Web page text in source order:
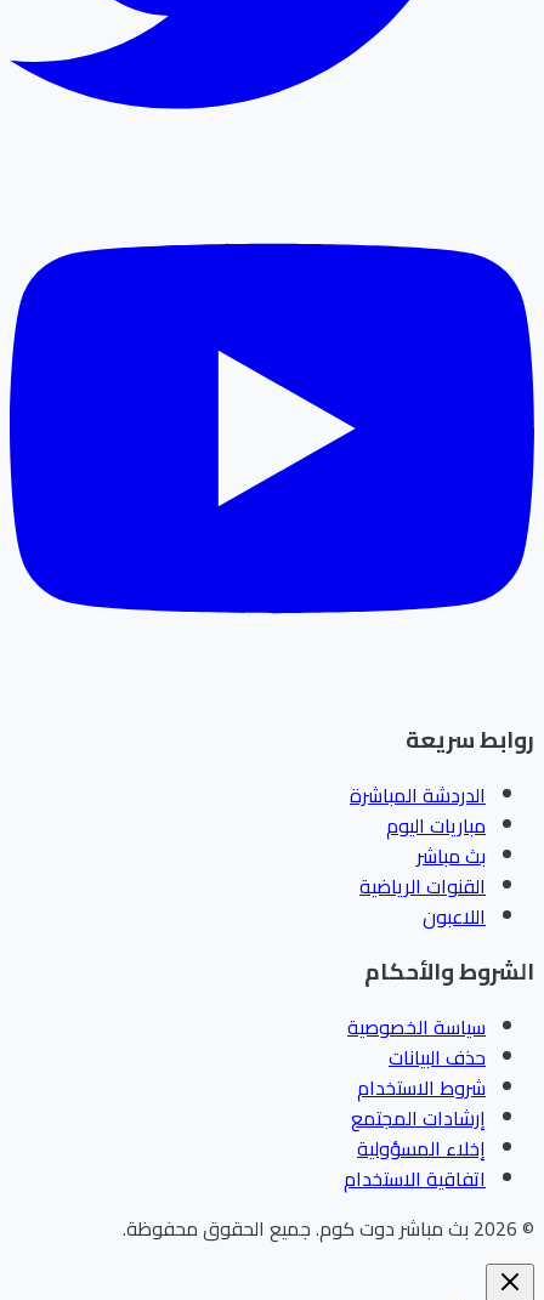
سريعة
الدردشة المباشرة
مباريات اليوم
بث مباشر
القنوات الرياضية
اللاعبون
والأحكام
سياسة الخصوصية
حذف البيانات
شروط الاستخدام
إرشادات المجتمع
إخلاء المسؤولية
اتفاقية الاستخدام
بث مباشر دوت كوم.جميع الحقوق محفوظة.